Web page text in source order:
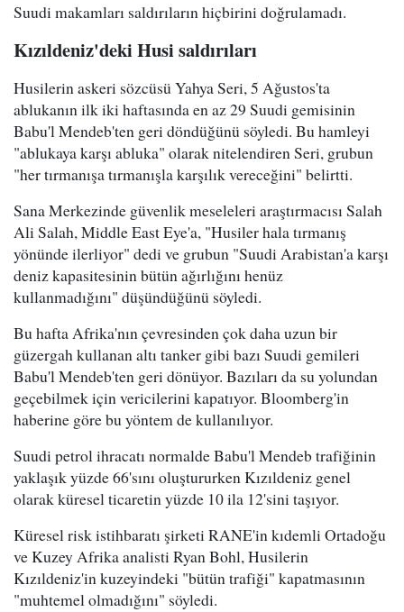
Suudi makamları saldırıların hiçbirini doğrulamadı.
Kızıldeniz'deki Husi saldırıları
Husilerin askeri sözcüsü Yahya Seri, 5 Ağustos'ta
ablukanın ilk iki haftasında en az 29 Suudi gemisinin
Babu'l Mendeb'ten geri döndüğünü söyledi. Bu hamleyi
"ablukaya karşı abluka" olarak nitelendiren Seri, grubun
"her tırmanışa tırmanışla karşılık vereceğini" belirtti.
Sana Merkezinde güvenlik meseleleri araştırmacısı Salah
Ali Salah, Middle East Eye'a, "Husiler hala tırmanış
yönünde ilerliyor" dedi ve grubun "Suudi Arabistan'a karşı
deniz kapasitesinin bütün ağırlığını henüz
kullanmadığını" düşündüğünü söyledi.
Bu hafta Afrika'nın çevresinden çok daha uzun bir
güzergah kullanan altı tanker gibi bazı Suudi gemileri
Babu'l Mendeb'ten geri dönüyor. Bazıları da su yolundan
geçebilmek için vericilerini kapatıyor. Bloomberg'in
haberine göre bu yöntem de kullanılıyor.
Suudi petrol ihracatı normalde Babu'l Mendeb trafiğinin
yaklaşık yüzde 66'sını oluştururken Kızıldeniz genel
olarak küresel ticaretin yüzde 10 ila 12'sini taşıyor.
Küresel risk istihbaratı şirketi RANE'in kıdemli Ortadoğu
ve Kuzey Afrika analisti Ryan Bohl, Husilerin
Kızıldeniz'in kuzeyindeki "bütün trafiği" kapatmasının
"muhtemel olmadığını" söyledi.